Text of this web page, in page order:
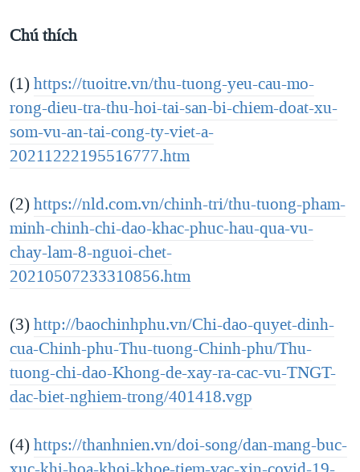
Chú thích
(1)https://tuoitre.vn/thu-tuong-yeu-cau-mo-
rong-dieu-tra-thu-hoi-tai-san-bi-chiem-doat-xu-
som-vu-an-tai-cong-ty-viet-a-
20211222195516777.htm
(2)https://nld.com.vn/chinh-tri/thu-tuong-pham-
minh-chinh-chi-dao-khac-phuc-hau-qua-vu-
chay-lam-8-nguoi-chet-
20210507233310856.htm
(3)http://baochinhphu.vn/Chi-dao-quyet-dinh-
cua-Chinh-phu-Thu-tuong-Chinh-phu/Thu-
tuong-chi-dao-Khong-de-xay-ra-cac-vu-TNGT-
dac-biet-nghiem-trong/401418.vgp
(4)https://thanhnien.vn/doi-song/dan-mang-buc-